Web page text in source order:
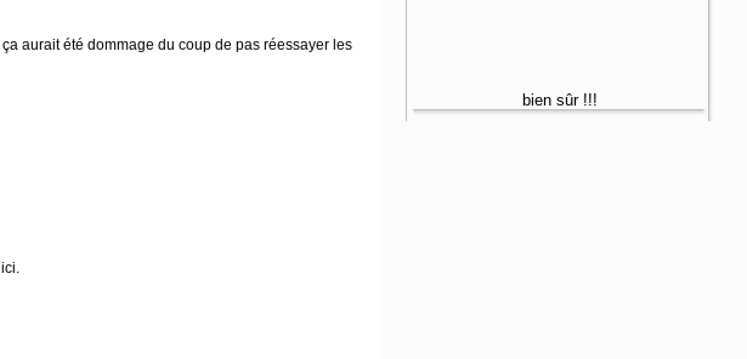
aurait été dommage du coup de pas réessayer les
bien sûr !!!